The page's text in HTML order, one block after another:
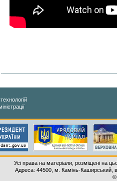
Усі права на матеріали, розміщені на
Адреса: 44500, м. Камінь-Каширський,
©